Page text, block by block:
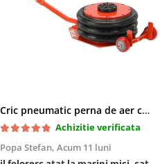
Cric pneumatic perna de aer cu inaltator 6T
Achizitie verificata
Popa Stefan, Acum 11 luni